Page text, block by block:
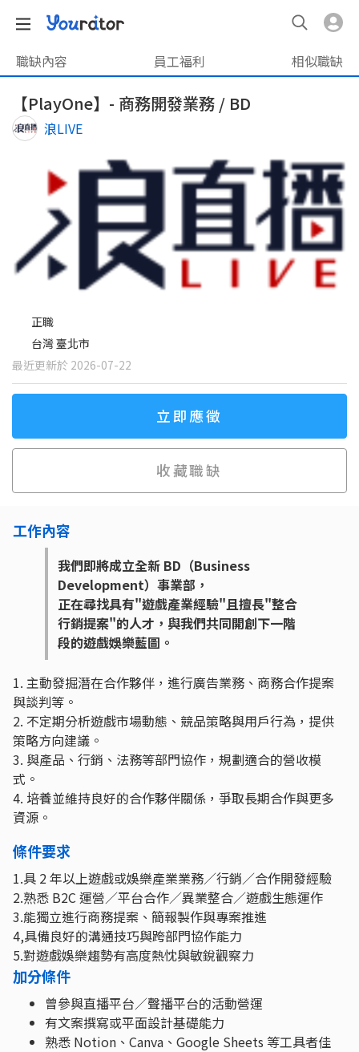
職缺內容 員工福利 相似職缺
【PlayOne】- 商務開發業務 / BD
浪LIVE
正職
台灣 臺北市
最近更新於 2026-07-22
立即應徵
收藏職缺
工作內容
我們即將成立全新 BD（Business
Development）事業部，
正在尋找具有"遊戲產業經驗"且擅長"整合
行銷提案"的人才，與我們共同開創下一階
段的遊戲娛樂藍圖。
1. 主動發掘潛在合作夥伴，進行廣告業務、商務合作提案
與談判等。
2. 不定期分析遊戲市場動態、競品策略與用戶行為，提供
策略方向建議。
3. 與產品、行銷、法務等部門協作，規劃適合的營收模
式。
4. 培養並維持良好的合作夥伴關係，爭取長期合作與更多
資源。
條件要求
1.具 2 年以上遊戲或娛樂產業業務／行銷／合作開發經驗
2.熟悉 B2C 運營／平台合作／異業整合／遊戲生態運作
3.能獨立進行商務提案、簡報製作與專案推進
4,具備良好的溝通技巧與跨部門協作能力
5.對遊戲娛樂趨勢有高度熱忱與敏銳觀察力
加分條件
曾參與直播平台／聲播平台的活動營運
有文案撰寫或平面設計基礎能力
熟悉 Notion、Canva、Google Sheets 等工具者佳